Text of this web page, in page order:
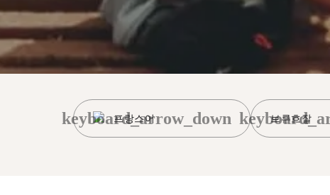
프랑스어
keyboard_arrow_down 브루흐잘